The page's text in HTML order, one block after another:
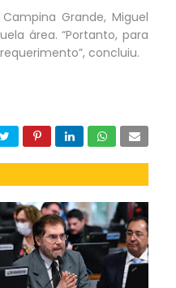
Grande, Miguel
área. “Portanto, para
concluiu.